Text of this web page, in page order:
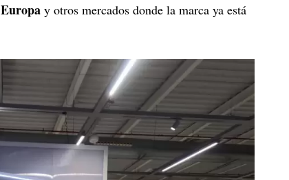
Europa y otros mercados donde la marca ya está